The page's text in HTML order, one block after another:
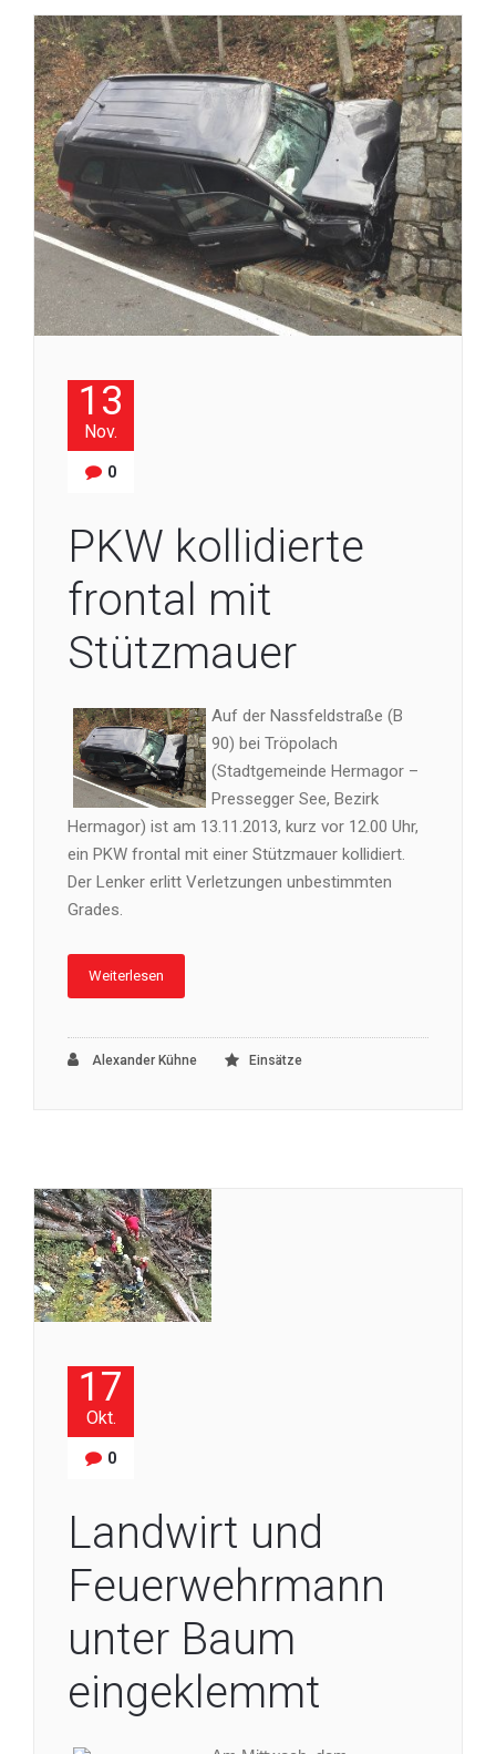
13
Nov.
0
PKW kollidierte
frontal mit
Stützmauer
Auf der Nassfeldstraße (B
90) bei Tröpolach
(Stadtgemeinde Hermagor –
Pressegger See, Bezirk
Hermagor) ist am 13.11.2013, kurz vor 12.00 Uhr,
ein PKW frontal mit einer Stützmauer kollidiert.
Der Lenker erlitt Verletzungen unbestimmten
Grades.
Weiterlesen
Alexander Kühne Einsätze
17
Okt.
0
Landwirt und
Feuerwehrmann
unter Baum
eingeklemmt